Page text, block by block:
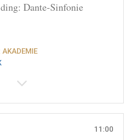
Dante-Sinfonie
AKADEMIE
11:00